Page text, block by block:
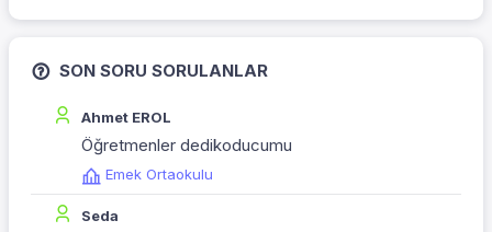
SON SORU SORULANLAR
Ahmet EROL
Öğretmenler dedikoducumu
Emek Ortaokulu
Seda